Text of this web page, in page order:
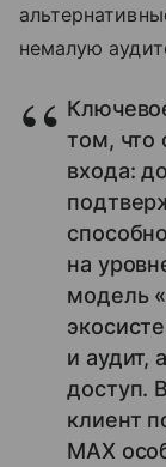
немалую
том, что
входа:
на
модель
и аудит,
доступ.
клиент
MAX